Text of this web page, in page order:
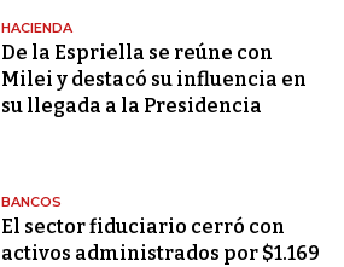
HACIENDA
De la Espriella se reúne con
Milei y destacó su influencia en
su llegada a la Presidencia
BANCOS
El sector fiduciario cerró con
activos administrados por $1.169